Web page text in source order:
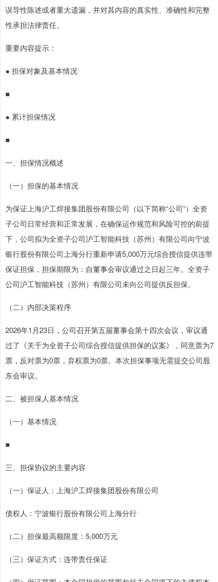
误导性陈述或者重大遗漏，并对其内容的真实性、准确性和完整
性承担法律责任。
重要内容提示：
● 担保对象及基本情况
■
● 累计担保情况
■
一、担保情况概述
（一）担保的基本情况
为保证上海沪工焊接集团股份有限公司（以下简称“公司”）全资
子公司日常经营和正常发展，在确保运作规范和风险可控的前提
下，公司拟为全资子公司沪工智能科技（苏州）有限公司向宁波
银行股份有限公司上海分行重新申请5,000万元综合授信提供连带
保证担保，担保期限为：自董事会审议通过之日起三年。全资子
公司沪工智能科技（苏州）有限公司未向公司提供反担保。
（二）内部决策程序
2026年1月23日，公司召开第五届董事会第十四次会议，审议通
过了《关于为全资子公司综合授信提供担保的议案》，同意票为7
票，反对票为0票，弃权票为0票。本次担保事项无需提交公司股
东会审议。
二、被担保人基本情况
（一）基本情况
■
三、担保协议的主要内容
（一）保证人：上海沪工焊接集团股份有限公司
债权人：宁波银行股份有限公司上海分行
（二）担保最高额限度：5,000万元
（三）保证方式：连带责任保证